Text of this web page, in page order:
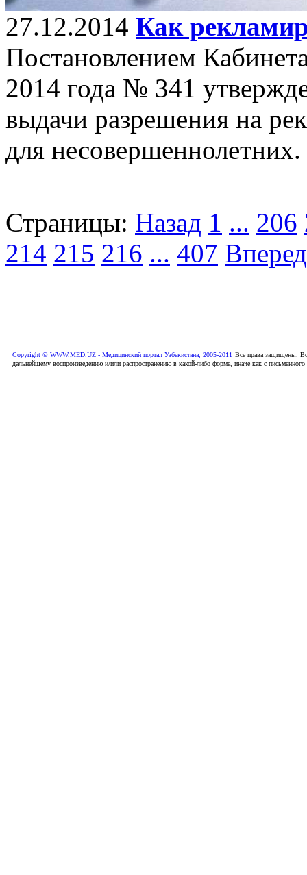
27.12.2014 Как
Постановлением
2014 года № 341
выдачи разрешения на
для несовершеннолетних.
Страницы: Назад 1 ... 206
214 215 216 ... 407 Вперед
Copyright © WWW.MED.UZ - Медицинский портал Узбекистана, 2005-2011 Все права защищены.
дальнейшему воспроизведению и/или распространению в какой-либо форме, иначе как с